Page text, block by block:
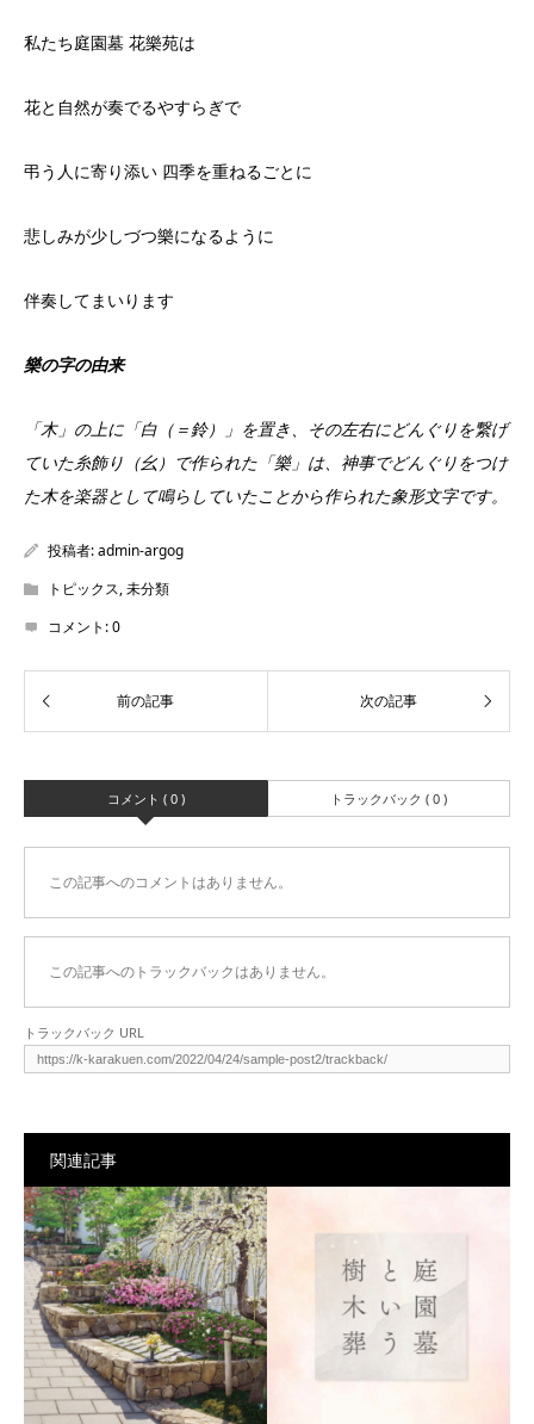
私たち庭園墓 花樂苑は
花と自然が奏でるやすらぎで
弔う人に寄り添い 四季を重ねるごとに
悲しみが少しづつ樂になるように
伴奏してまいります
樂の字の由来
「木」の上に「白（＝鈴）」を置き、その左右にどんぐりを繋げ
ていた糸飾り（⺓）で作られた「樂」は、神事でどんぐりをつけ
た木を楽器として鳴らしていたことから作られた象形文字です。
投稿者:admin-argog
トピックス,未分類
コメント:0
コメント ( 0 ) トラックバック ( 0 )
この記事へのコメントはありません。
この記事へのトラックバックはありません。
トラックバック URL
関連記事